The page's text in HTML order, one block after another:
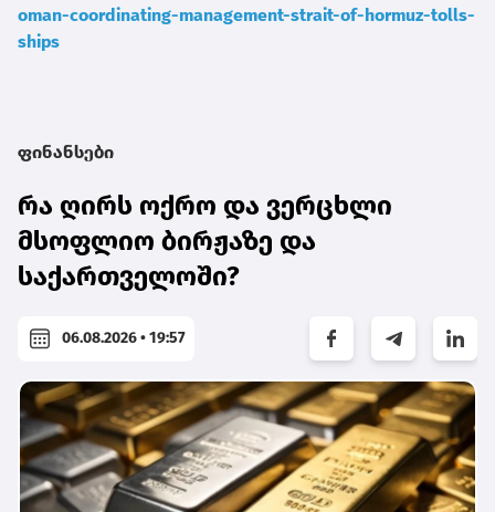
oman-coordinating-management-strait-of-hormuz-tolls-
ships
ფინანსები
რა ღირს ოქრო და ვერცხლი
მსოფლიო ბირჟაზე და
საქართველოში?
06.08.2026 • 19:57